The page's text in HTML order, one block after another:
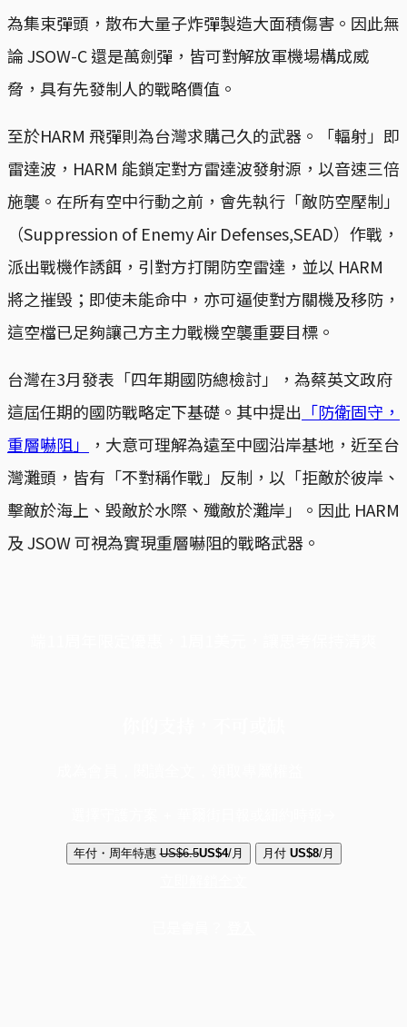
為集束彈頭，散布大量子炸彈製造大面積傷害。因此無
論 JSOW-C 還是萬劍彈，皆可對解放軍機場構成威
脅，具有先發制人的戰略價值。
至於HARM 飛彈則為台灣求購己久的武器。「輻射」即
雷達波，HARM 能鎖定對方雷達波發射源，以音速三倍
施襲。在所有空中行動之前，會先執行「敵防空壓制」
（Suppression of Enemy Air Defenses,SEAD）作戰，
派出戰機作誘餌，引對方打開防空雷達，並以 HARM
將之摧毁；即使未能命中，亦可逼使對方關機及移防，
這空檔已足夠讓己方主力戰機空襲重要目標。
台灣在3月發表「四年期國防總檢討」，為蔡英文政府
這屆任期的國防戰略定下基礎。其中提出 「防衛固守，
重層嚇阻」
，大意可理解為遠至中國沿岸基地，近至台
灣灘頭，皆有「不對稱作戰」反制，以「拒敵於彼岸、
擊敵於海上、毀敵於水際、殲敵於灘岸」。因此 HARM
及 JSOW 可視為實現重層嚇阻的戰略武器。
年付・周年特惠 US$6.5US$4/月 月付 US$8/月